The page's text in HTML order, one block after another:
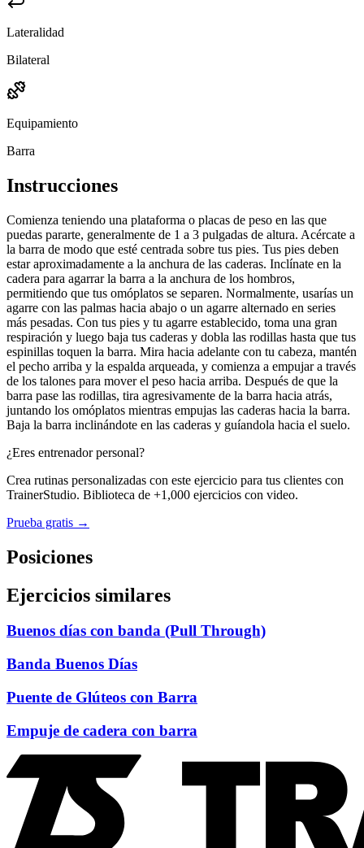
Lateralidad
Bilateral
Equipamiento
Barra
Instrucciones
Comienza teniendo una plataforma o placas de peso en las que
puedas pararte, generalmente de 1 a 3 pulgadas de altura. Acércate a
la barra de modo que esté centrada sobre tus pies. Tus pies deben
estar aproximadamente a la anchura de las caderas. Inclínate en la
cadera para agarrar la barra a la anchura de los hombros,
permitiendo que tus omóplatos se separen. Normalmente, usarías un
agarre con las palmas hacia abajo o un agarre alternado en series
más pesadas. Con tus pies y tu agarre establecido, toma una gran
respiración y luego baja tus caderas y dobla las rodillas hasta que tus
espinillas toquen la barra. Mira hacia adelante con tu cabeza, mantén
el pecho arriba y la espalda arqueada, y comienza a empujar a través
de los talones para mover el peso hacia arriba. Después de que la
barra pase las rodillas, tira agresivamente de la barra hacia atrás,
juntando los omóplatos mientras empujas las caderas hacia la barra.
Baja la barra inclinándote en las caderas y guíandola hacia el suelo.
¿Eres entrenador personal?
Crea rutinas personalizadas con este ejercicio para tus clientes con
TrainerStudio. Biblioteca de +1,000 ejercicios con video.
Prueba gratis →
Posiciones
Ejercicios similares
Buenos días con banda (Pull Through)
Banda Buenos Días
Puente de Glúteos con Barra
Empuje de cadera con barra